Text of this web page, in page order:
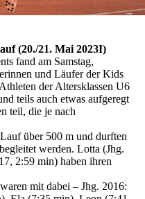
(20./21. Mai 2023I)
fand am Samstag,
und Läufer der Kids
der Altersklassen U6
teils auch etwas aufgeregt
teil, die je nach
über 500 m und durften
werden. Lotta (Jhg.
2:59 min) haben ihren
mit dabei – Jhg. 2016: